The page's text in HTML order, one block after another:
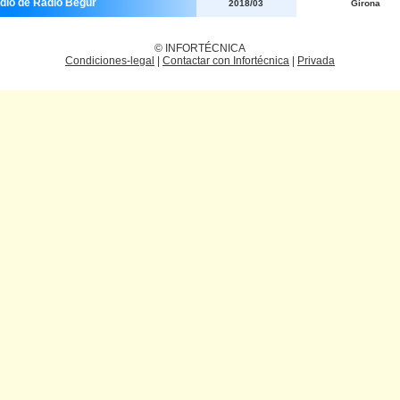
de Ràdio Begur 2018/03 Girona
© INFORTÉCNICA
Condiciones-legal
Contactar con Infortécnica Privada